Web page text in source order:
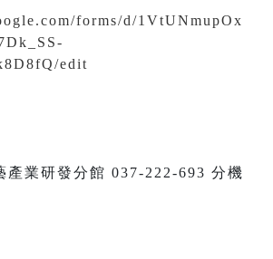
forms/d/1VtUNmupOx
edit
產業研發分館 037-222-693 分機